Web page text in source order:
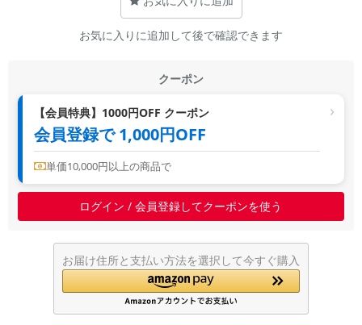
お気に入りに追加して後で確認できます
クーポン
【会員特典】1000円OFF クーポン
会員登録で 1,000円OFF
単価10,000円以上の商品で
ログイン / 会員登録してクーポンを使う
お届け住所と支払い方法を選択して今すぐ購入
モニタサイズ
~
価格
円 ～ 円
年 月 から
年 月 まで